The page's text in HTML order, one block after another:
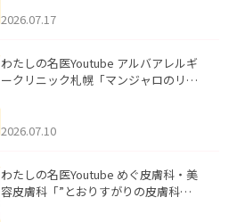
した。
2026.07.17
わたしの名医Youtube アルバアレルギ
ークリニック札幌「マンジャロのリア
た。
2026.07.10
わたしの名医Youtube めぐ皮膚科・美
容皮膚科「”とおりすがりの皮膚科